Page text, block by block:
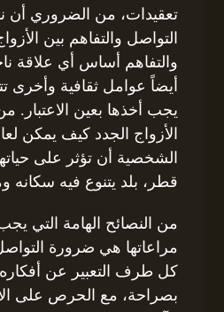
تعقيدات، من الضروري أن
التواصل والتفاهم بين
والتفاهم أساس أي علاقة
أيضاً عوامل ثقافية وأخرى
يجب أخذها بعين الاعتبار.
الأزواج الجدد كيف يمكن
الشخصية أن تؤثر على
قطر، بلد يتنوع فيه سكانه
من النصائح الهامة التي
مراعاتها هي ضرورة
كل طرف التعبير عن
بصراحة، مع الحرص على